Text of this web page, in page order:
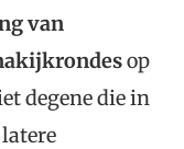
van
op
degene die in